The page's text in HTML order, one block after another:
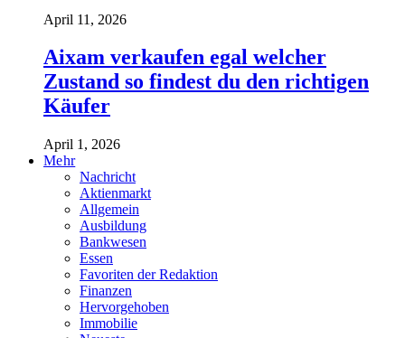
April 11, 2026
Aixam verkaufen egal welcher
Zustand so findest du den richtigen
Käufer
April 1, 2026
Mehr
Nachricht
Aktienmarkt
Allgemein
Ausbildung
Bankwesen
Essen
Favoriten der Redaktion
Finanzen
Hervorgehoben
Immobilie